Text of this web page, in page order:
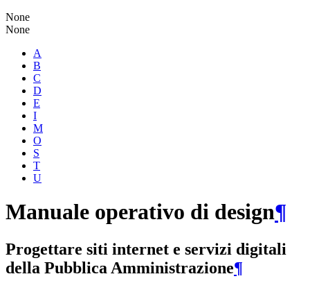
None
None
A
B
C
D
E
I
M
O
S
T
U
Manuale operativo di design¶
Progettare siti internet e servizi digitali
della Pubblica Amministrazione¶